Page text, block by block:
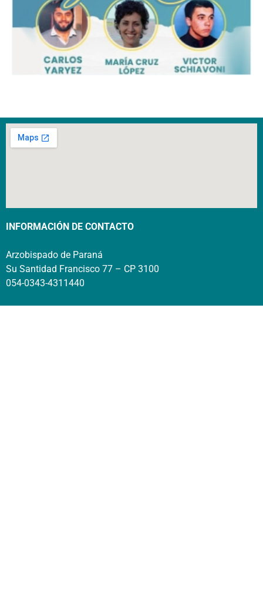
INFORMACIÓN DE CONTACTO
Arzobispado de Paraná
Su Santidad Francisco 77 – CP 3100
054-0343-4311440